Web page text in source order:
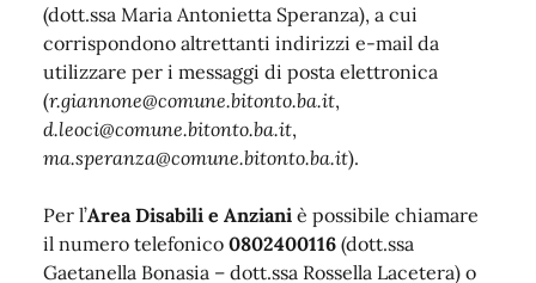
(dott.ssa Maria Antonietta Speranza), a cui
corrispondono altrettanti indirizzi e-mail da
utilizzare per i messaggi di posta elettronica
(r.giannone@comune.bitonto.ba.it,
d.leoci@comune.bitonto.ba.it,
ma.speranza@comune.bitonto.ba.it).
Per l’Area Disabili e Anziani è possibile chiamare
il numero telefonico 0802400116 (dott.ssa
Gaetanella Bonasia – dott.ssa Rossella Lacetera) o